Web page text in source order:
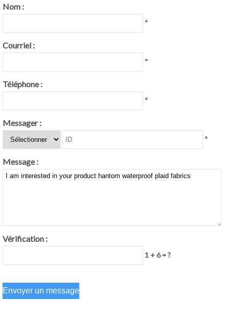
Nom :
*
Courriel :
*
Téléphone :
*
Messager :
*
Message :
Vérification :
1 + 6 = ?